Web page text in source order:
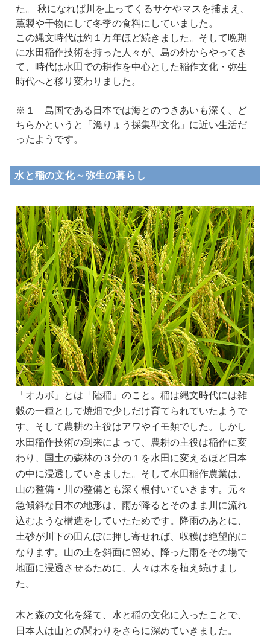
た。 秋になれば川を上ってくるサケやマスを捕まえ、
薫製や干物にして冬季の食料にしていました。
この縄文時代は約１万年ほど続きました。そして晩期
に水田稲作技術を持った人々が、島の外からやってき
て、時代は水田での耕作を中心とした稲作文化・弥生
時代へと移り変わりました。
※１ 島国である日本では海とのつきあいも深く、ど
ちらかというと「漁りょう採集型文化」に近い生活だ
ったようです。
水と稲の文化～弥生の暮らし
「オカボ」とは「陸稲」のこと。稲は縄文時代には雑
穀の一種として焼畑で少しだけ育てられていたようで
す。そして農耕の主役はアワやイモ類でした。しかし
水田稲作技術の到来によって、農耕の主役は稲作に変
わり、国土の森林の３分の１を水田に変えるほど日本
の中に浸透していきました。そして水田稲作農業は、
山の整備・川の整備とも深く根付いていきます。元々
急傾斜な日本の地形は、雨が降るとそのまま川に流れ
込むような構造をしていたためです。降雨のあとに、
土砂が川下の田んぼに押し寄せれば、収穫は絶望的に
なります。山の土を斜面に留め、降った雨をその場で
地面に浸透させるために、人々は木を植え続けまし
た。
木と森の文化を経て、水と稲の文化に入ったことで、
日本人は山との関わりをさらに深めていきました。